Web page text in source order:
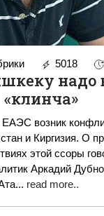
5018
надо
«клинча»
возник
и Киргизия. О
этой ссоры
Аркадий Дубнов.
... read more..